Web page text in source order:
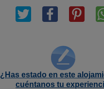
¿Has estado en este
cuéntanos tu